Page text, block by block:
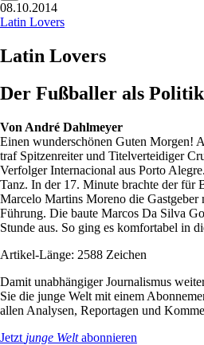
08.10.2014
Latin Lovers
Latin Lovers
Der Fußballer als
Von André Dahlmeyer
Einen wunderschönen Guten Morgen!
traf Spitzenreiter und Titelverteidiger
Verfolger Internacional aus Porto
Tanz. In der 17. Minute brachte der für
Marcelo Martins Moreno die Gastgeber
Führung. Die baute Marcos Da Silva
Stunde aus. So ging es komfortabel in
Artikel-Länge: 2588 Zeichen
Damit unabhängiger Journalismus
Sie die junge Welt mit einem
allen Analysen, Reportagen und
Jetzt junge Weltabonnieren